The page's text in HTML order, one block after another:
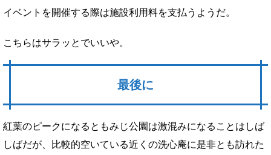
イベントを開催する際は施設利用料を支払うようだ。
こちらはサラッとでいいや。
最後に
紅葉のピークになるともみじ公園は激混みになることはしば
しばだが、比較的空いている近くの洗心庵に是非とも訪れた